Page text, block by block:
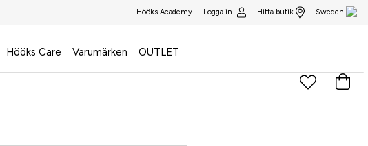
Hööks Academy Logga in Hitta butik Sweden
Hööks Care Varumärken OUTLET